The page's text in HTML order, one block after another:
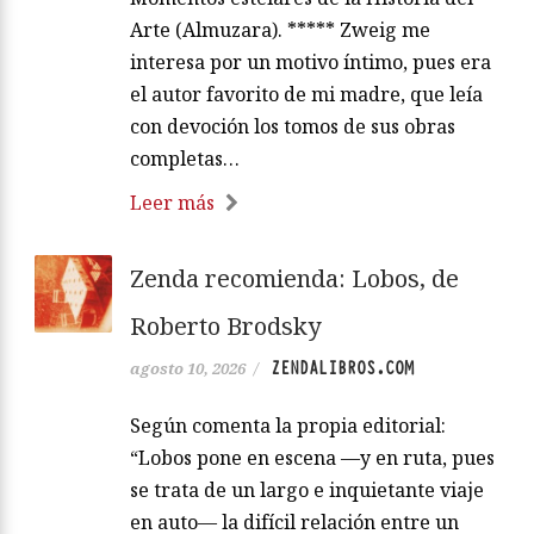
Arte (Almuzara). ***** Zweig me
interesa por un motivo íntimo, pues era
el autor favorito de mi madre, que leía
con devoción los tomos de sus obras
completas…
Leer más
Zenda recomienda: Lobos, de
Roberto Brodsky
agosto 10, 2026 / ZENDALIBROS.COM
Según comenta la propia editorial:
“Lobos pone en escena —y en ruta, pues
se trata de un largo e inquietante viaje
en auto— la difícil relación entre un